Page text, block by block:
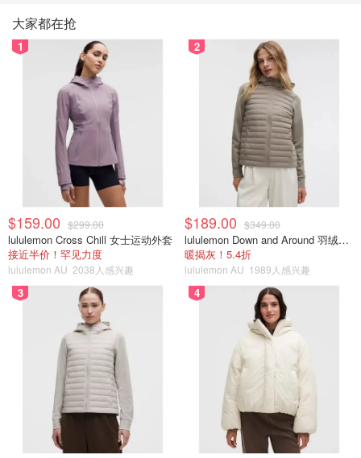
大家都在抢
1
$159.00 $299.00
lululemon Cross Chill 女士运动外套
接近半价！罕见力度
lululemon AU 2038人感兴趣
2
$189.00 $349.00
lululemon Down and Around 羽绒夹克
暖揭灰！5.4折
lululemon AU 1989人感兴趣
3 4